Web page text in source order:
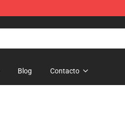
Blog Contacto